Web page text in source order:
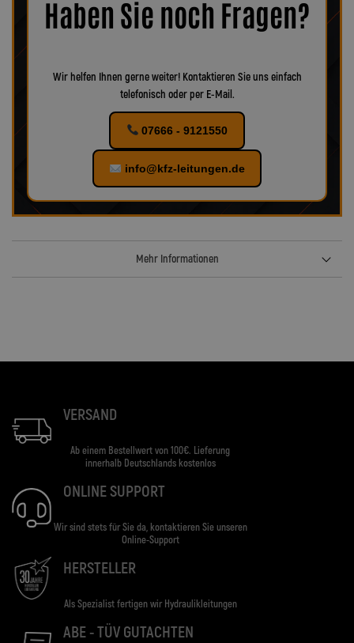
verschiedenes Zubehör für Ihr KFZ!
Haben Sie noch Fragen?
Wir helfen Ihnen gerne weiter! Kontaktieren Sie uns einfach
telefonisch oder per E-Mail.
07666 - 9121550
info@kfz-leitungen.de
Mehr Informationen
VERSAND
Ab einem Bestellwert von 100€. Lieferung
innerhalb Deutschlands kostenlos
ONLINE SUPPORT
Wir sind stets für Sie da, kontaktieren Sie unseren
Online-Support
HERSTELLER
Als Spezialist fertigen wir Hydraulikleitungen
ABE - TÜV GUTACHTEN